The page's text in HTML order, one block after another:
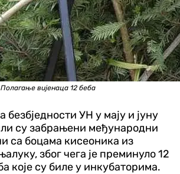
Полагање вијенаца 12 беба
безбједности УН у мају и јуну
су забрањени међународни
са боцама кисеоника из
због чега је преминуло 12
које су биле у инкубаторима.